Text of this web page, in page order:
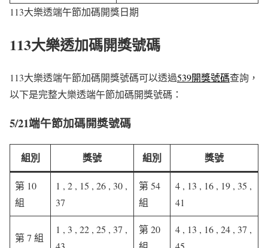
113大樂透端午節加碼開獎日期
113大樂透加碼開獎號碼
113大樂透端午節加碼開獎號碼可以透過539開獎號碼查詢，
以下是完整大樂透端午節加碼開獎號碼：
5/21端午節加碼開獎號碼
組別 獎號 組別 獎號
第 10
組
1 , 2 , 15 , 26 , 30 ,
37
第 54
組
4 , 13 , 16 , 19 , 35 ,
41
第 7 組
1 , 3 , 22 , 25 , 37 ,
第 20
4 , 13 , 16 , 24 , 37 ,